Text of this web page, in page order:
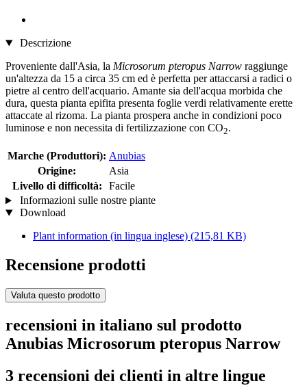
Descrizione
Proveniente dall'Asia, la Microsorum pteropus Narrow raggiunge
un'altezza da 15 a circa 35 cm ed è perfetta per attaccarsi a radici o
pietre al centro dell'acquario. Amante sia dell'acqua morbida che
dura, questa pianta epifita presenta foglie verdi relativamente erette
attaccate al rizoma. La pianta prospera anche in condizioni poco
luminose e non necessita di fertilizzazione con CO2.
Marche (Produttori): Anubias
Origine:
Asia
Livello di difficoltà:
Facile
Informazioni sulle nostre piante
Download
Plant information (in lingua inglese) (215,81 KB)
Recensione prodotti
Valuta questo prodotto
recensioni in italiano sul prodotto
Anubias Microsorum pteropus Narrow
3 recensioni dei clienti in altre lingue